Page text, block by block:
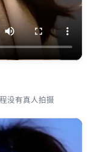
没有真人拍摄